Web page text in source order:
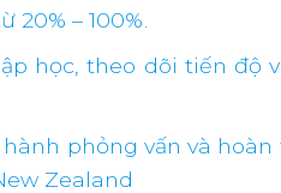
– 100%.
học, theo dõi tiến độ
phỏng vấn và hoàn
Zealand